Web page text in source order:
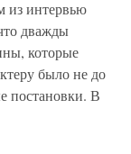
из интервью
дважды
которые
было не до
постановки. В